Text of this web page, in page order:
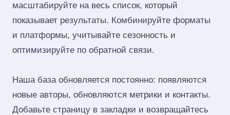
масштабируйте на весь список, который
показывает результаты. Комбинируйте форматы
и платформы, учитывайте сезонность и
оптимизируйте по обратной связи.
Наша база обновляется постоянно: появляются
новые авторы, обновляются метрики и контакты.
Добавьте страницу в закладки и возвращайтесь